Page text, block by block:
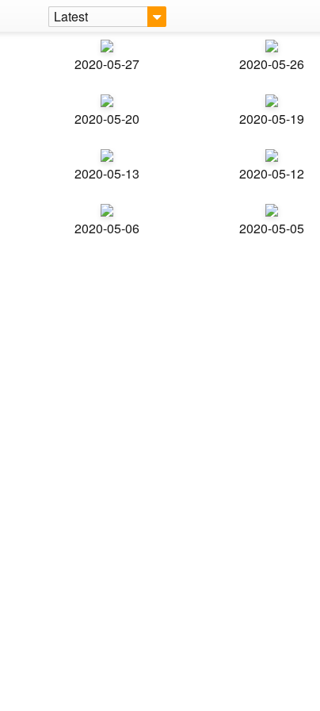
Latest
2020-05-27 2020-05-26
2020-05-20 2020-05-19
2020-05-13 2020-05-12
2020-05-06 2020-05-05